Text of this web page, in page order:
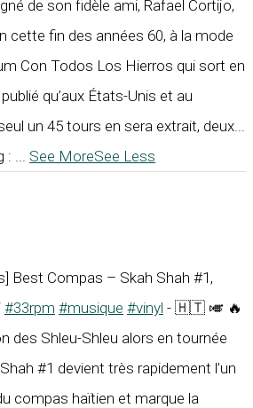
de son fidèle ami, Rafael Cortijo,
cette fin des années 60, à la mode
Con Todos Los Hierros qui sort en
qu’aux États-Unis et au
un 45 tours en sera extrait, deux...
:
See MoreSee Less
Best Compas – Skah Shah #1,
#33rpm #musique #vinyl - 🇭🇹 🎺 🔥
des Shleu-Shleu alors en tournée
#1 devient très rapidement l’un
compas haïtien et marque la